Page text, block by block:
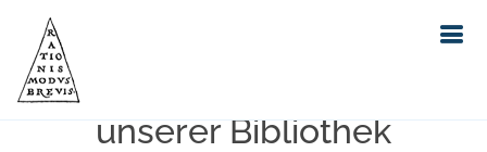
Einfache Suche im Bestand
unserer Bibliothek